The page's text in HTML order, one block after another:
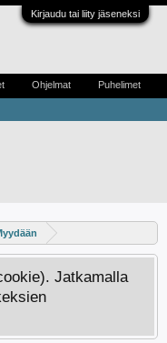
Kirjaudu tai liity jäseneksi
Jatkamalla
Ohjelmat Puhelimet